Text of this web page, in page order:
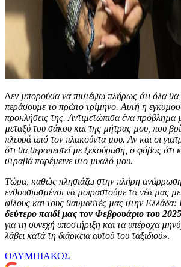
∆εν µπορούσα να πιστέψω πλήρως ότι όλα θα
περάσουµε το πρώτο τρίµηνο. Αυτή η
προκλήσεις της. Αντιµετώπισα ένα πρόβληµα
µεταξύ του σάκου και της µήτρας µου, που
πλευρά από τον πλακούντα µου. Αν και οι
ότι θα θεραπευτεί µε ξεκούραση, ο φόβος ότι
στραβά παρέµεινε στο µυαλό µου.
Τώρα, καθώς πλησιάζω στην πλήρη
ενθουσιασµένοι να µοιραστούµε τα νέα µας µε
φίλους και τους θαυµαστές µας στην Ελλάδα:
δεύτερο παιδί µας τον Φεβρουάριο του
για τη συνεχή υποστήριξη και τα υπέροχα
λάβει κατά τη διάρκεια αυτού του ταξιδιού».
ΟΛΥΜΠΙΑΚΟΣ